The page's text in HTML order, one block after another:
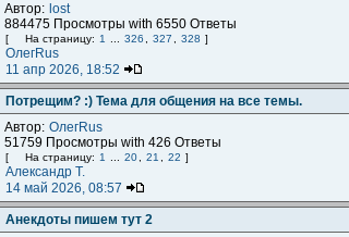
Автор: lost
884475 Просмотры with 6550 Ответы
[ На страницу: 1 326 327 328 ]
ОлегRus
11 апр 2026, 18:52
Потрещим? :) Тема для общения на все темы.
Автор: ОлегRus
51759 Просмотры with 426 Ответы
[ На страницу: 1 20 21 22 ]
Александр Т.
14 май 2026, 08:57
Анекдоты пишем тут 2